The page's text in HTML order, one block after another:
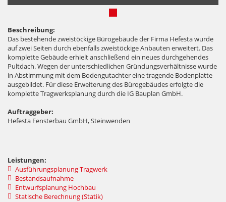
Beschreibung:
Das bestehende zweistöckige Bürogebäude der Firma Hefesta wurde
auf zwei Seiten durch ebenfalls zweistöckige Anbauten erweitert. Das
komplette Gebäude erhielt anschließend ein neues durchgehendes
Pultdach. Wegen der unterschiedlichen Gründungsverhältnisse wurde
in Abstimmung mit dem Bodengutachter eine tragende Bodenplatte
ausgebildet. Für diese Erweiterung des Bürogebäudes erfolgte die
komplette Tragwerksplanung durch die IG Bauplan GmbH.
Auftraggeber:
Hefesta Fensterbau GmbH, Steinwenden
Leistungen:
Ausführungsplanung Tragwerk
Bestandsaufnahme
Entwurfsplanung Hochbau
Statische Berechnung (Statik)